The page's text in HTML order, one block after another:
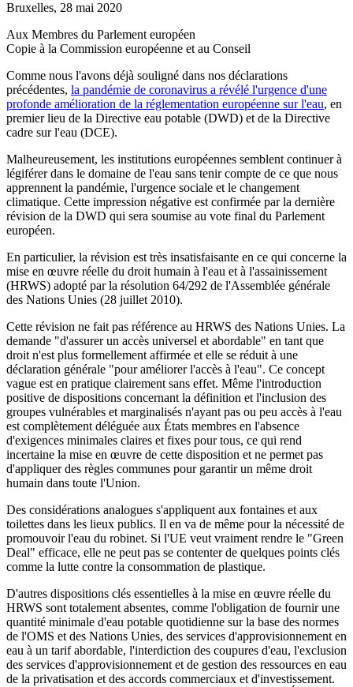
Bruxelles, 28 mai 2020
Aux Membres du Parlement européen
Copie à la Commission européenne et au Conseil
Comme nous l'avons déjà souligné dans nos déclarations
précédentes, la pandémie de coronavirus a révélé l'urgence d'une
profonde amélioration de la réglementation européenne sur l'eau, en
premier lieu de la Directive eau potable (DWD) et de la Directive
cadre sur l'eau (DCE).
Malheureusement, les institutions européennes semblent continuer à
légiférer dans le domaine de l'eau sans tenir compte de ce que nous
apprennent la pandémie, l'urgence sociale et le changement
climatique. Cette impression négative est confirmée par la dernière
révision de la DWD qui sera soumise au vote final du Parlement
européen.
En particulier, la révision est très insatisfaisante en ce qui concerne la
mise en œuvre réelle du droit humain à l'eau et à l'assainissement
(HRWS) adopté par la résolution 64/292 de l'Assemblée générale
des Nations Unies (28 juillet 2010).
Cette révision ne fait pas référence au HRWS des Nations Unies. La
demande "d'assurer un accès universel et abordable" en tant que
droit n'est plus formellement affirmée et elle se réduit à une
déclaration générale "pour améliorer l'accès à l'eau". Ce concept
vague est en pratique clairement sans effet. Même l'introduction
positive de dispositions concernant la définition et l'inclusion des
groupes vulnérables et marginalisés n'ayant pas ou peu accès à l'eau
est complètement déléguée aux États membres en l'absence
d'exigences minimales claires et fixes pour tous, ce qui rend
incertaine la mise en œuvre de cette disposition et ne permet pas
d'appliquer des règles communes pour garantir un même droit
humain dans toute l'Union.
Des considérations analogues s'appliquent aux fontaines et aux
toilettes dans les lieux publics. Il en va de même pour la nécessité de
promouvoir l'eau du robinet. Si l'UE veut vraiment rendre le "Green
Deal" efficace, elle ne peut pas se contenter de quelques points clés
comme la lutte contre la consommation de plastique.
D'autres dispositions clés essentielles à la mise en œuvre réelle du
HRWS sont totalement absentes, comme l'obligation de fournir une
quantité minimale d'eau potable quotidienne sur la base des normes
de l'OMS et des Nations Unies, des services d'approvisionnement en
eau à un tarif abordable, l'interdiction des coupures d'eau, l'exclusion
des services d'approvisionnement et de gestion des ressources en eau
de la privatisation et des accords commerciaux et d'investissement.